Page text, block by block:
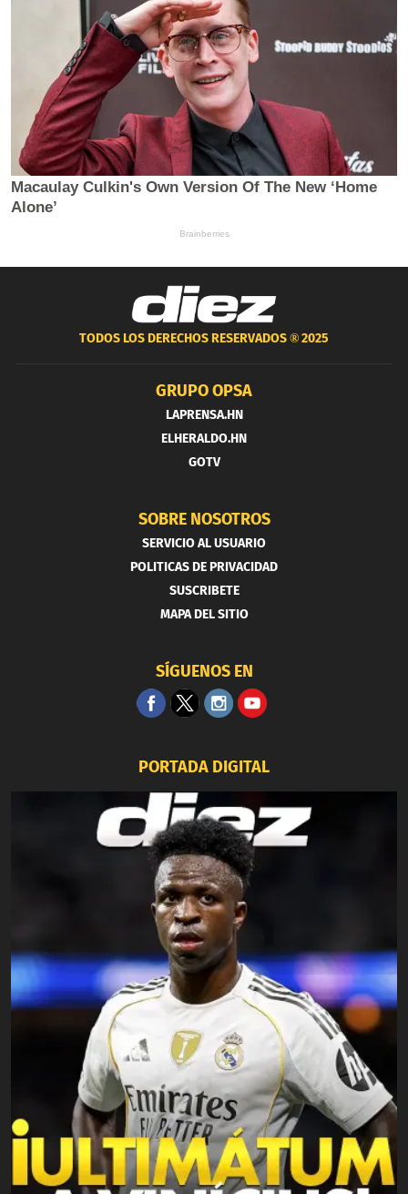
TODOS LOS DERECHOS RESERVADOS ®2025
GRUPO OPSA
LAPRENSA.HN
ELHERALDO.HN
GOTV
SOBRE NOSOTROS
SERVICIO AL USUARIO
POLITICAS DE PRIVACIDAD
SUSCRIBETE
MAPA DEL SITIO
SÍGUENOS EN
PORTADA DIGITAL